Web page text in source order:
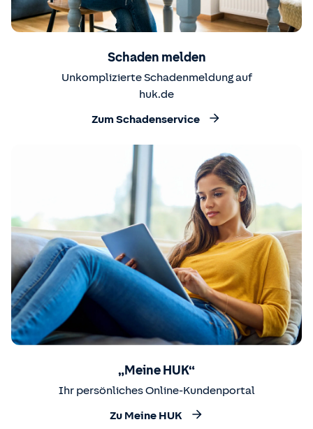
Schaden melden
Unkomplizierte Schadenmeldung auf
huk.de
Zum Schadenservice
„Meine HUK“
Ihr persönliches Online-Kundenportal
Zu Meine HUK